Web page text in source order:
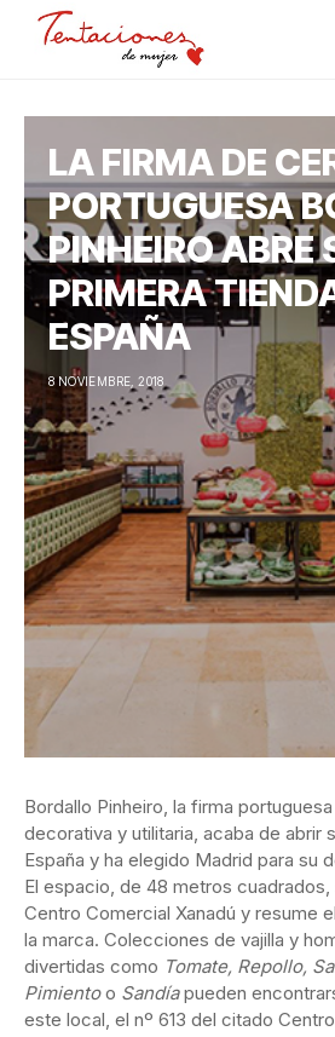
LA FIRMA DE
PORTUGUESA
PINHEIRO ABRE
PRIMERA
ESPAÑA
8 NOVIEMBRE, 2018
Bordallo Pinheiro, la firma
decorativa y utilitaria, acaba de abrir
España y ha elegido Madrid para su
El espacio, de 48 metros
Centro Comercial Xanadú y resume
la marca. Colecciones de vajilla y
divertidas como Tomate, Repollo,
Pimientoo Sandíapueden
este local, el nº 613 del citado